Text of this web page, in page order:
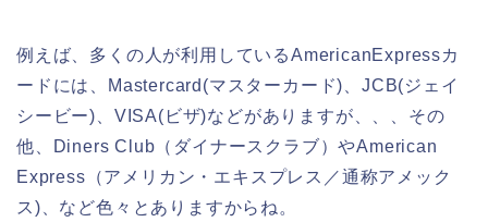
例えば、多くの人が利用しているAmericanExpressカ
ードには、Mastercard(マスターカード)、JCB(ジェイ
シービー)、VISA(ビザ)などがありますが、、、その
他、Diners Club（ダイナースクラブ）やAmerican
Express（アメリカン・エキスプレス／通称アメック
ス)、など色々とありますからね。